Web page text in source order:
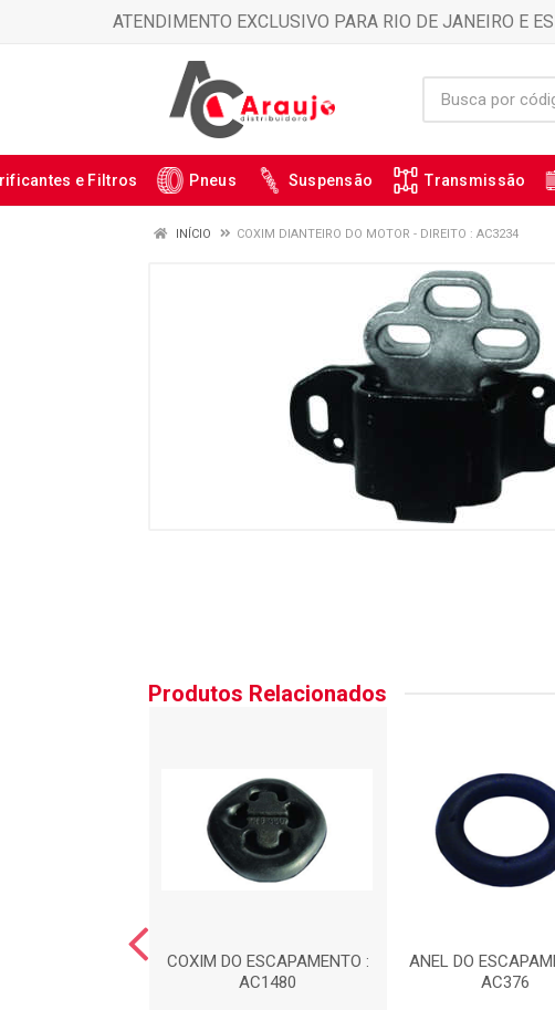
ATENDIMENTO EXCLUSIVO PARA RIO DE JANEIRO E
e Filtros Pneus Suspensão Transmissão
INÍCIO COXIM DIANTEIRO DO MOTOR - DIREITO : AC3234
Produtos Relacionados
COXIM DO ESCAPAMENTO :
AC1480
ANEL DO
AC376